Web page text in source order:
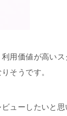
用価値が高い
そうです。
ューしたいと思